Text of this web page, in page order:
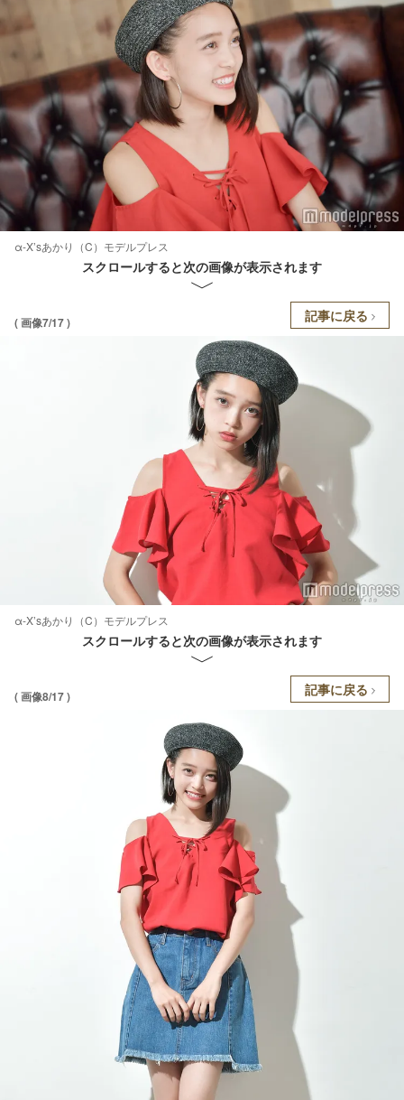
α-X’sあかり（C）モデルプレス
スクロールすると次の画像が表示されます
( 画像7/17 ) 記事に戻る
α-X’sあかり（C）モデルプレス
スクロールすると次の画像が表示されます
( 画像8/17 ) 記事に戻る